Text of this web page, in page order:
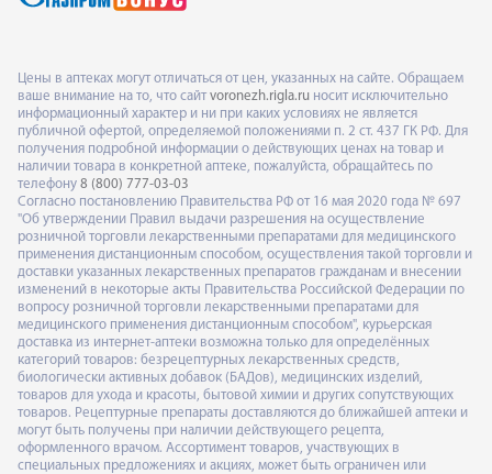
Цены в аптеках могут отличаться от цен, указанных на сайте. Обращаем
ваше внимание на то, что сайт voronezh.rigla.ru носит исключительно
информационный характер и ни при каких условиях не является
публичной офертой, определяемой положениями п. 2 ст. 437 ГК РФ. Для
получения подробной информации о действующих ценах на товар и
наличии товара в конкретной аптеке, пожалуйста, обращайтесь по
телефону 8 (800) 777-03-03
Согласно постановлению Правительства РФ от 16 мая 2020 года № 697
"Об утверждении Правил выдачи разрешения на осуществление
розничной торговли лекарственными препаратами для медицинского
применения дистанционным способом, осуществления такой торговли и
доставки указанных лекарственных препаратов гражданам и внесении
изменений в некоторые акты Правительства Российской Федерации по
вопросу розничной торговли лекарственными препаратами для
медицинского применения дистанционным способом", курьерская
доставка из интернет-аптеки возможна только для определённых
категорий товаров: безрецептурных лекарственных средств,
биологически активных добавок (БАДов), медицинских изделий,
товаров для ухода и красоты, бытовой химии и других сопутствующих
товаров. Рецептурные препараты доставляются до ближайшей аптеки и
могут быть получены при наличии действующего рецепта,
оформленного врачом. Ассортимент товаров, участвующих в
специальных предложениях и акциях, может быть ограничен или